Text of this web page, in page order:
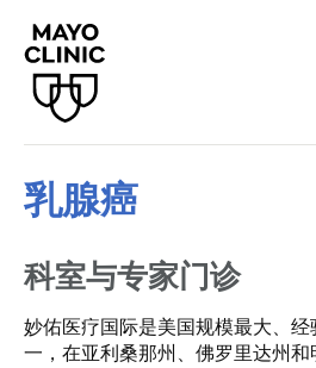
乳腺癌
科室与专家门诊
妙佑医疗国际是美国规模最大、
一，在亚利桑那州、佛罗里达州和